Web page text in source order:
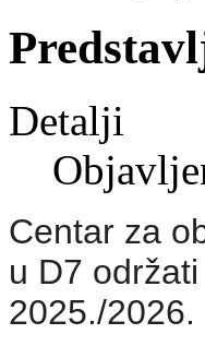
Detalji
Centar za
u D7
2025./2026.